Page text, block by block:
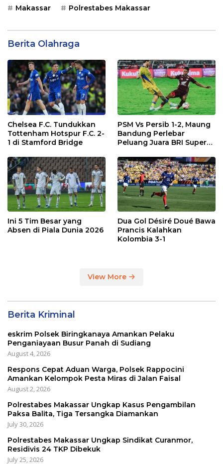
Makassar Polrestabes Makassar
Berita Olahraga
Chelsea F.C. Tundukkan
Tottenham Hotspur F.C. 2-
1 di Stamford Bridge
PSM Vs Persib 1-2, Maung
Bandung Perlebar
Peluang Juara BRI Super
Ini 5 Tim Besar yang
Absen di Piala Dunia 2026
Dua Gol Désiré Doué Bawa
Prancis Kalahkan
Kolombia 3-1
View More
Berita Kriminal
eskrim Polsek Biringkanaya Amankan Pelaku
Penganiayaan Busur Panah di Sudiang
August 4, 2026
Respons Cepat Aduan Warga, Polsek Rappocini
Amankan Kelompok Pesta Miras di Jalan Faisal
August 2, 2026
Polrestabes Makassar Ungkap Kasus Pengambilan
Paksa Balita, Tiga Tersangka Diamankan
July 30, 2026
Polrestabes Makassar Ungkap Sindikat Curanmor,
Residivis 24 TKP Dibekuk
July 25, 2026